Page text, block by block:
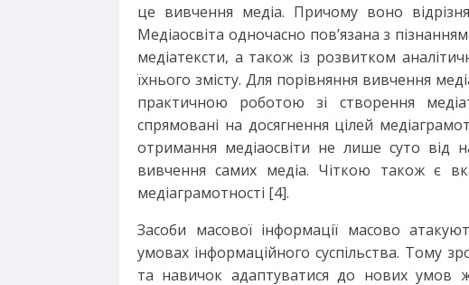
це вивчення медіа. Причому воно
Медіаосвіта одночасно пов’язана з
медіатексти, а також із розвитком
їхнього змісту. Для порівняння вивчення
практичною роботою зі створення
спрямовані на досягнення цілей
отримання медіаосвіти не лише суто від
вивчення самих медіа. Чіткою також є
медіаграмотності [4].
Засоби масової інформації масово
умовах інформаційного суспільства. Тому
та навичок адаптуватися до нових умов